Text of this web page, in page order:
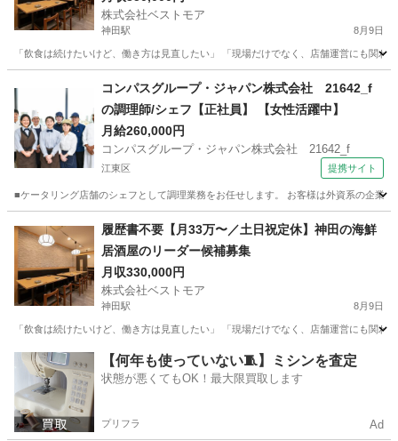
株式会社ベストモア
神田駅 8月9日
「飲食は続けたいけど、働き方は見直したい」 「現場だけでなく、店舗運営にも関
神田駅 未経験
コンパスグループ・ジャパン株式会社 21642_f
の調理師/シェフ【正社員】 【女性活躍中】
月給260,000円
コンパスグループ・ジャパン株式会社 21642_f
江東区 提携サイト
■ケータリング店舗のシェフとして調理業務をお任せします。 お客様は外資系の企業
調理師
履歴書不要【月33万〜／土日祝定休】神田の海鮮
居酒屋のリーダー候補募集
月収330,000円
株式会社ベストモア
神田駅 8月9日
「飲食は続けたいけど、働き方は見直したい」 「現場だけでなく、店舗運営にも関
東京 千代田区 神田駅 飲食 業務
【何年も使っていない🧵】ミシンを査定
状態が悪くてもOK！最大限買取します
プリフラ Ad